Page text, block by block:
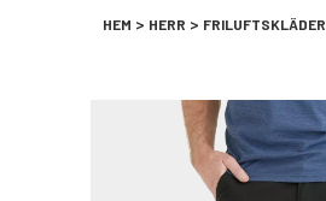
HEM > HERR > FRILUFTSKLÄDER